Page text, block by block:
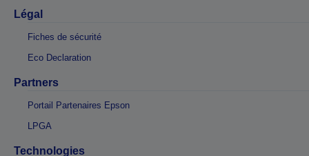
Légal
Fiches de sécurité
Eco Declaration
Partners
Portail Partenaires Epson
LPGA
Technologies